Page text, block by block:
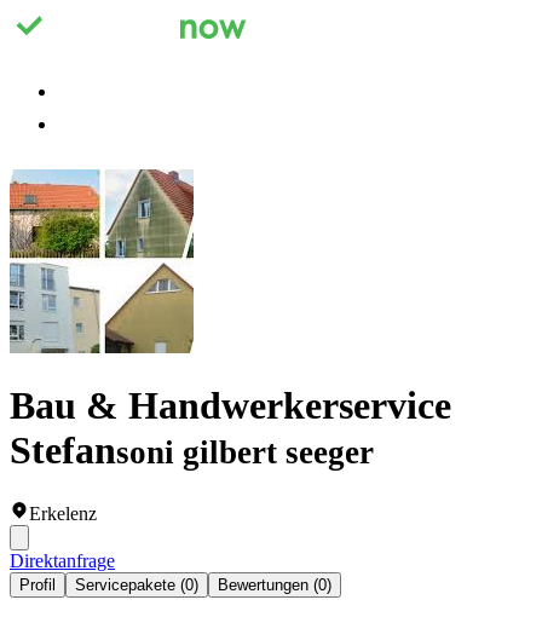
Bau & Handwerkerservice
Stefansoni gilbert seeger
Erkelenz
Direktanfrage
Profil Servicepakete (0) Bewertungen (0)